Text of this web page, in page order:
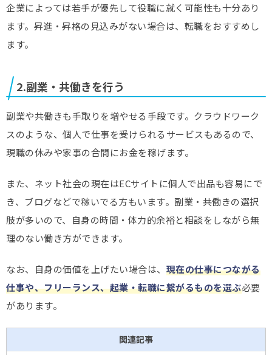
企業によっては若手が優先して役職に就く可能性も十分あり
ます。昇進・昇格の見込みがない場合は、転職をおすすめし
ます。
2.副業・共働きを行う
副業や共働きも手取りを増やせる手段です。クラウドワーク
スのような、個人で仕事を受けられるサービスもあるので、
現職の休みや家事の合間にお金を稼げます。
また、ネット社会の現在はECサイトに個人で出品も容易にで
き、ブログなどで稼いでる方もいます。副業・共働きの選択
肢が多いので、自身の時間・体力的余裕と相談をしながら無
理のない働き方ができます。
なお、自身の価値を上げたい場合は、 現在の仕事につながる
仕事や、フリーランス、起業・転職に繋がるものを選ぶ必要
があります。
関連記事